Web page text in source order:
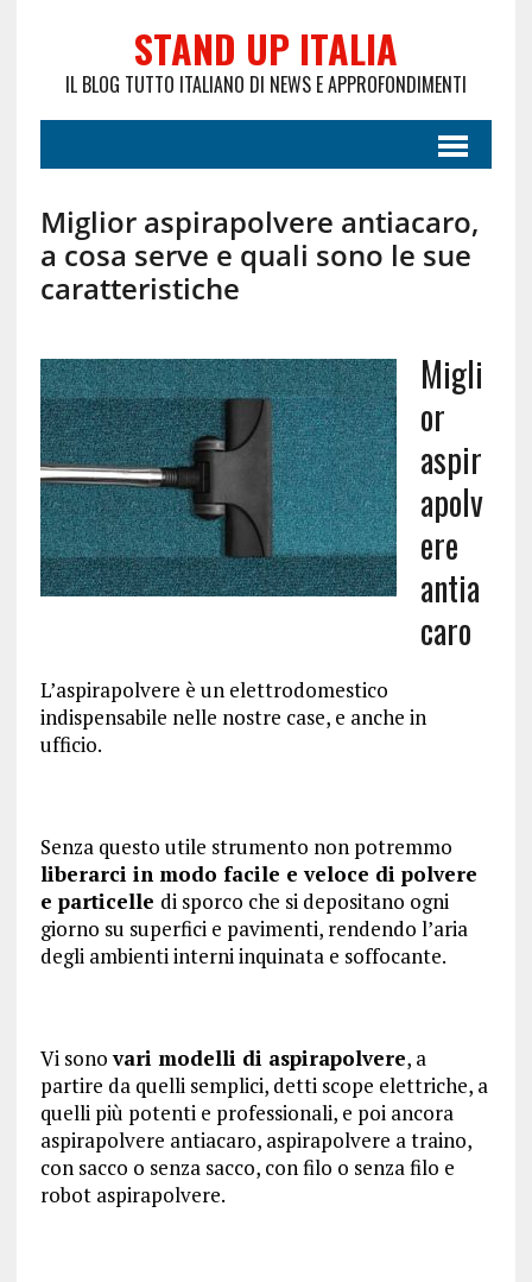
STAND UP ITALIA
IL BLOG TUTTO ITALIANO DI NEWS E APPROFONDIMENTI
Miglior aspirapolvere antiacaro,
a cosa serve e quali sono le sue
caratteristiche
Migli
or
aspir
apolv
ere
antia
caro
L’aspirapolvere è un elettrodomestico
indispensabile nelle nostre case, e anche in
ufficio.
Senza questo utile strumento non potremmo
liberarci in modo facile e veloce di polvere
e particelle di sporco che si depositano ogni
giorno su superfici e pavimenti, rendendo l’aria
degli ambienti interni inquinata e soffocante.
Vi sonovari modelli di aspirapolvere, a
partire da quelli semplici, detti scope elettriche, a
quelli più potenti e professionali, e poi ancora
aspirapolvere antiacaro, aspirapolvere a traino,
con sacco o senza sacco, con filo o senza filo e
robot aspirapolvere.